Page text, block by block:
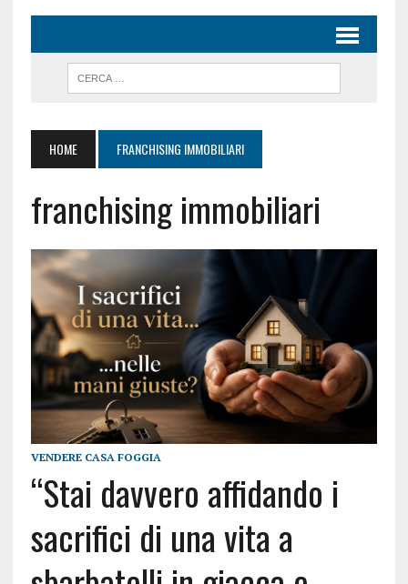
HOME FRANCHISING IMMOBILIARI
franchising immobiliari
VENDERE CASA FOGGIA
“Stai davvero affidando i
sacrifici di una vita a